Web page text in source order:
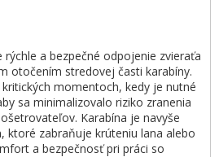
a bezpečné odpojenie zvieraťa
otočením stredovej časti karabíny.
momentoch, kedy je nutné
sa minimalizovalo riziko zranenia
Karabína je navyše
ktoré zabraňuje krúteniu lana alebo
a bezpečnosť pri práci so